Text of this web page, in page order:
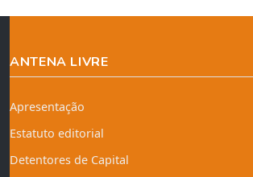
ANTENA LIVRE
Apresentação
Estatuto editorial
Detentores de Capital